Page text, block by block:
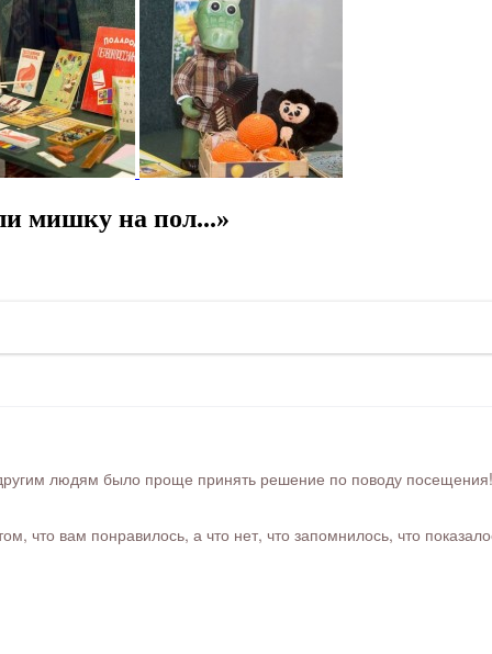
мишку на пол...»
людям было проще принять решение по поводу посещения!
что вам понравилось, а что нет, что запомнилось, что